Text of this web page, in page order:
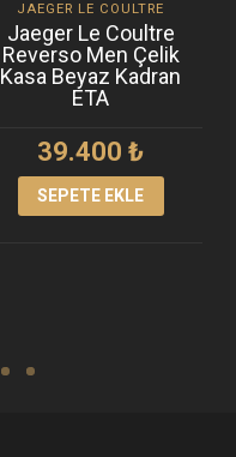
JAEGER LE COULTRE
Jaeger Le Coultre
Reverso Men Çelik
Kasa Beyaz Kadran
ETA
39.400₺
SEPETE EKLE